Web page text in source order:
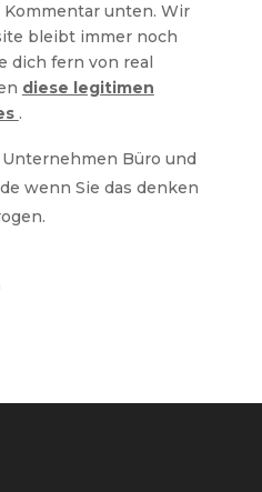
unten. Wir
bleibt immer noch
dich fern von real
diese legitimen
.
Büro und
wenn Sie das denken